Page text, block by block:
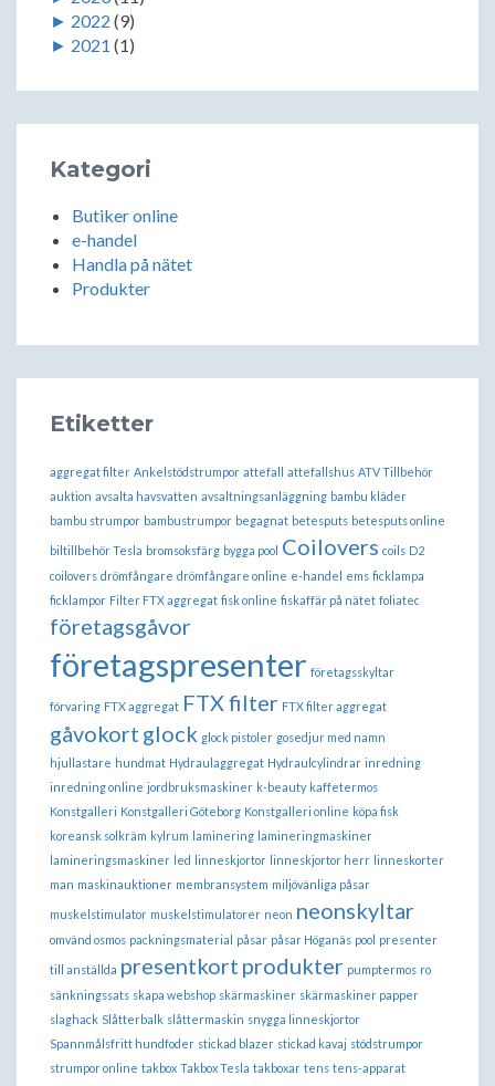
► 2022 (9)
► 2021 (1)
Kategori
Butiker online
e-handel
Handla på nätet
Produkter
Etiketter
aggregat filter Ankelstödstrumpor attefall attefallshus ATV Tillbehör
auktion avsalta havsvatten avsaltningsanläggning bambu kläder
bambu strumpor bambustrumpor begagnat betesputs betesputs online
biltillbehör Tesla bromsoksfärg bygga pool Coilovers coils D2
coilovers drömfångare drömfångare online e-handel ems ficklampa
ficklampor Filter FTX aggregat fisk online fiskaffär på nätet foliatec
företagsgåvor
företagspresenter företagsskyltar
förvaring FTX aggregat FTX filter FTX filter aggregat
gåvokort glock glock pistoler gosedjur med namn
hjullastare hundmat Hydraulaggregat Hydraulcylindrar inredning
inredning online jordbruksmaskiner k-beauty kaffetermos
Konstgalleri Konstgalleri Göteborg Konstgalleri online köpa fisk
koreansk solkräm kylrum laminering lamineringmaskiner
lamineringsmaskiner led linneskjortor linneskjortor herr linneskorter
man maskinauktioner membransystem miljövänliga påsar
muskelstimulator muskelstimulatorer neon neonskyltar
omvänd osmos packningsmaterial påsar påsar Höganäs pool presenter
till anställda presentkort produkter pumptermos ro
sänkningssats skapa webshop skärmaskiner skärmaskiner papper
slaghack Slåtterbalk slåttermaskin snygga linneskjortor
Spannmålsfritt hundfoder stickad blazer stickad kavaj stödstrumpor
strumpor online takbox Takbox Tesla takboxar tens tens-apparat